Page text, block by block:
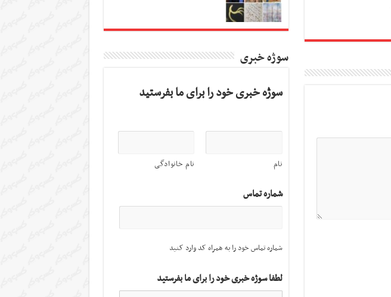
سوژه خبری
سوژه خبری خود را برای ما بفرستید
نام نام خانوادگی
شماره تماس
شماره تماس خود را به همراه کد وارد کنید
لطفا سوژه خبری خود را برای ما بفرستید